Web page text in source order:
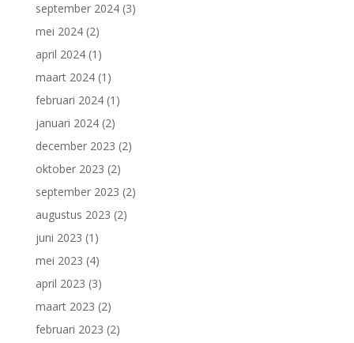
september 2024 (3)
mei 2024 (2)
april 2024 (1)
maart 2024 (1)
februari 2024 (1)
januari 2024 (2)
december 2023 (2)
oktober 2023 (2)
september 2023 (2)
augustus 2023 (2)
juni 2023 (1)
mei 2023 (4)
april 2023 (3)
maart 2023 (2)
februari 2023 (2)